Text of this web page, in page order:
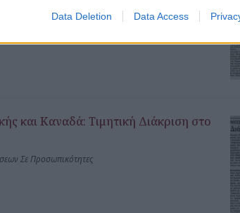
Data Deletion Data Access
Σε Προσωπικότητες
και Καναδά: Τιμητική Διάκριση στο
Σε Προσωπικότητες